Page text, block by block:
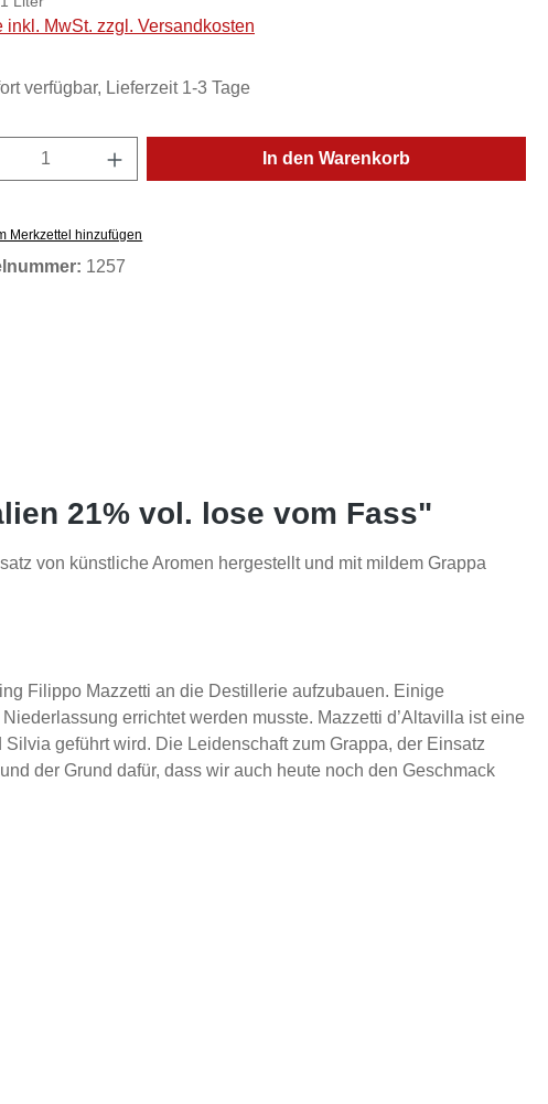
inkl. MwSt. zzgl. Versandkosten
verfügbar, Lieferzeit 1-3 Tage
Anzahl: Gib den gewünschten Wert ein
In den Warenkorb
Merkzettel hinzufügen
1257
21% vol. lose vom Fass"
von künstliche Aromen hergestellt und mit mildem Grappa
Filippo Mazzetti an die Destillerie aufzubauen. Einige
errichtet werden musste. Mazzetti d’Altavilla ist eine
geführt wird. Die Leidenschaft zum Grappa, der Einsatz
der Grund dafür, dass wir auch heute noch den Geschmack